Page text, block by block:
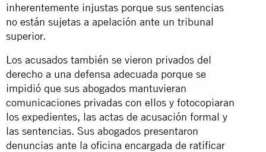
inherentemente injustas porque sus sentencias
no están sujetas a apelación ante un tribunal
superior.
Los acusados también se vieron privados del
derecho a una defensa adecuada porque se
impidió que sus abogados mantuvieran
comunicaciones privadas con ellos y fotocopiaran
los expedientes, las actas de acusación formal y
las sentencias. Sus abogados presentaron
denuncias ante la oficina encargada de ratificar